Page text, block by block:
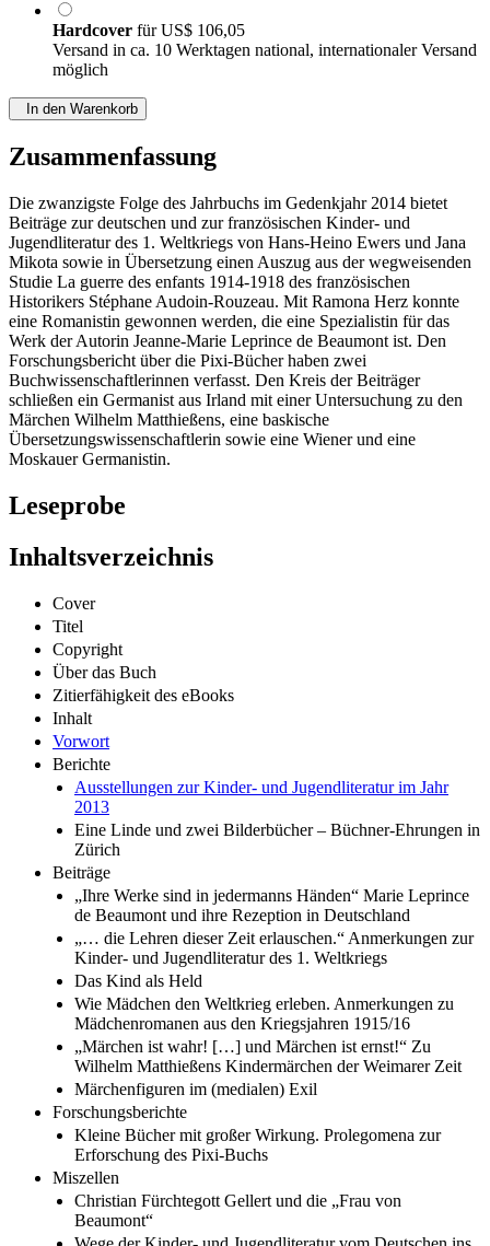
Hardcover fürUS$ 106,05
Versand in ca. 10 Werktagen national, internationaler Versand
möglich
In den Warenkorb
Zusammenfassung
Die zwanzigste Folge des Jahrbuchs im Gedenkjahr 2014 bietet
Beiträge zur deutschen und zur französischen Kinder- und
Jugendliteratur des 1. Weltkriegs von Hans-Heino Ewers und Jana
Mikota sowie in Übersetzung einen Auszug aus der wegweisenden
Studie La guerre des enfants 1914-1918 des französischen
Historikers Stéphane Audoin-Rouzeau. Mit Ramona Herz konnte
eine Romanistin gewonnen werden, die eine Spezialistin für das
Werk der Autorin Jeanne-Marie Leprince de Beaumont ist. Den
Forschungsbericht über die Pixi-Bücher haben zwei
Buchwissenschaftlerinnen verfasst. Den Kreis der Beiträger
schließen ein Germanist aus Irland mit einer Untersuchung zu den
Märchen Wilhelm Matthießens, eine baskische
Übersetzungswissenschaftlerin sowie eine Wiener und eine
Moskauer Germanistin.
Leseprobe
Inhaltsverzeichnis
Cover
Titel
Copyright
Über das Buch
Zitierfähigkeit des eBooks
Inhalt
Vorwort
Berichte
Ausstellungen zur Kinder- und Jugendliteratur im Jahr
2013
Eine Linde und zwei Bilderbücher – Büchner-Ehrungen in
Zürich
Beiträge
„Ihre Werke sind in jedermanns Händen“ Marie Leprince
de Beaumont und ihre Rezeption in Deutschland
„… die Lehren dieser Zeit erlauschen.“ Anmerkungen zur
Kinder- und Jugendliteratur des 1. Weltkriegs
Das Kind als Held
Wie Mädchen den Weltkrieg erleben. Anmerkungen zu
Mädchenromanen aus den Kriegsjahren 1915/16
„Märchen ist wahr! […] und Märchen ist ernst!“ Zu
Wilhelm Matthießens Kindermärchen der Weimarer Zeit
Märchenfiguren im (medialen) Exil
Forschungsberichte
Kleine Bücher mit großer Wirkung. Prolegomena zur
Erforschung des Pixi-Buchs
Miszellen
Christian Fürchtegott Gellert und die „Frau von
Beaumont“